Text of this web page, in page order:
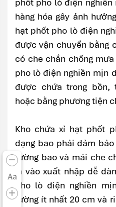
Aa
hàng hóa gây ảnh
hạt phốt pho lò điện
được vận chuyển bằng
có che chắn chống
pho lò điện nghiền mịn
được chứa trong bồn,
hoặc bằng phương tiện
Kho chứa xỉ hạt phốt
dạng bao phải đảm
tường bao và mái che
ra vào xuất nhập dễ
pho lò điện nghiền
tường ít nhất 20 cm và